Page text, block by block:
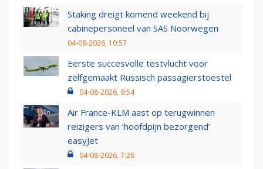
Staking dreigt komend weekend bij
cabinepersoneel van SAS Noorwegen
04-08-2026, 10:57
Eerste succesvolle testvlucht voor
zelfgemaakt Russisch passagierstoestel
04-08-2026, 9:54
Air France-KLM aast op terugwinnen
reizigers van ‘hoofdpijn bezorgend’
easyJet
04-08-2026, 7:26